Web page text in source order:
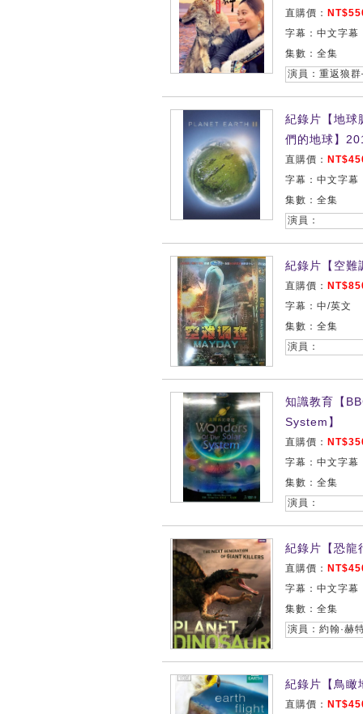
直購價：
字幕：中文字幕
集數：全集
演員：重返狼
紀錄片【地
們的地球】
直購價：
字幕：中文字幕
集數：全集
演員：
紀錄片【空難
直購價：
字幕：中/英文
集數：全集
演員：
知識教育【
System】
直購價：
字幕：中文字幕
集數：全集
演員：
紀錄片【恐
直購價：
字幕：中文字幕
集數：全集
演員：約翰·赫
紀錄片【鳥
直購價：